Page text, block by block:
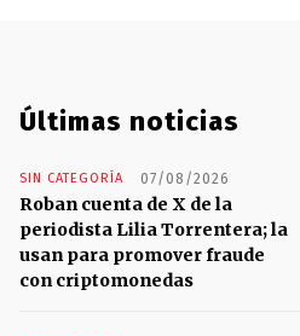
Últimas noticias
SIN CATEGORÍA 07/08/2026
Roban cuenta de X de la
periodista Lilia Torrentera; la
usan para promover fraude
con criptomonedas